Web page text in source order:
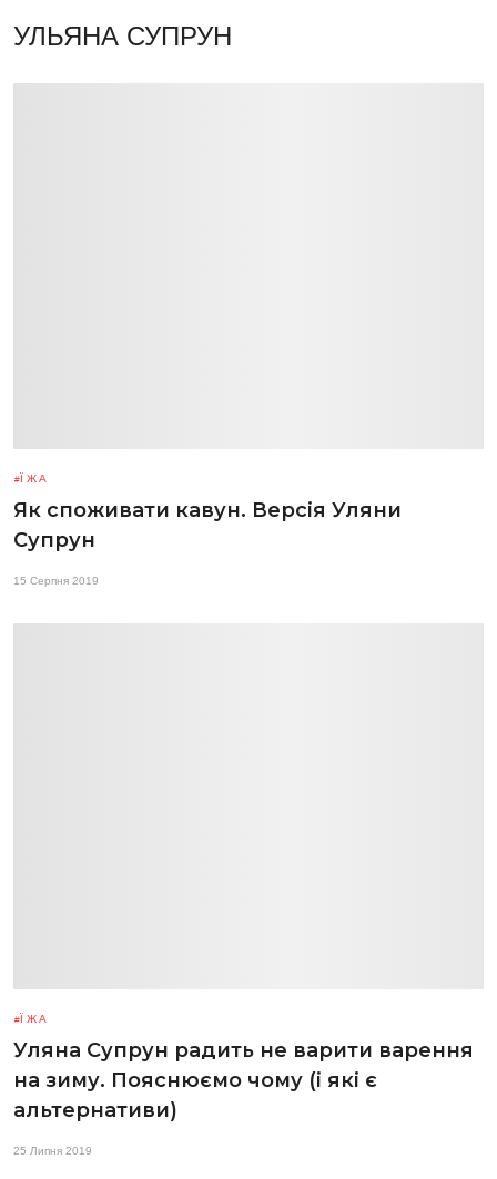
УЛЬЯНА СУПРУН
ЇЖА
Як споживати кавун. Версія Уляни
Супрун
15 Серпня 2019
ЇЖА
Уляна Супрун радить не варити варення
на зиму. Пояснюємо чому (і які є
альтернативи)
25 Липня 2019